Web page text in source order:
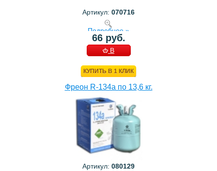
Артикул: 070716
Подробнее »
66 руб.
В
КУПИТЬ В 1 КЛИК
Фреон R-134a по 13,6 кг.
Артикул: 080129